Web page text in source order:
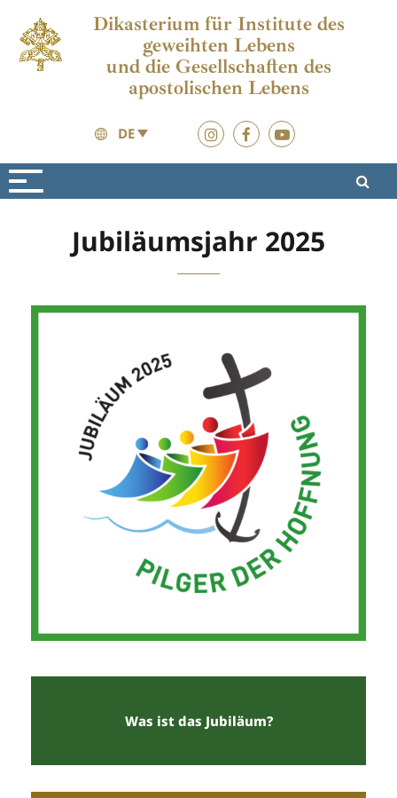
Dikasterium für Institute des
geweihten Lebens
und die Gesellschaften des
apostolischen Lebens
DE
Jubiläumsjahr 2025
Was ist das Jubiläum?